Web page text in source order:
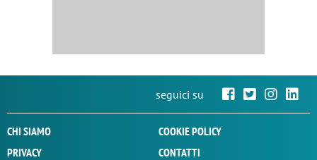
seguici su
CHI SIAMO
COOKIE POLICY
PRIVACY
CONTATTI